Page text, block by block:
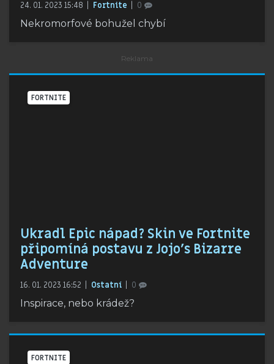
24. 01. 2023 15:48 Fortnite 0
Nekromorfové bohužel chybí
FORTNITE
Ukradl Epic nápad? Skin ve Fortnite
připomíná postavu z Jojo's Bizarre
Adventure
16. 01. 2023 16:52 Ostatní 0
Inspirace, nebo krádež?
FORTNITE